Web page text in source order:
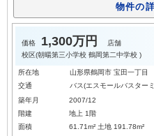
物件の
価格 1,300万円
店舗
校区(朝暘第三小学校 鶴岡第二中学校 )
所在地
山形県鶴岡市 宝田一丁目
交通
バス(エスモールバスター
築年月
2007/12
階建
地上 1階
面積
61.71m² 土地 191.78m²